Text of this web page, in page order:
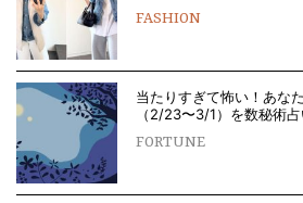
FASHION
当たりすぎて怖い！あな
（2/23〜3/1）を数秘術
FORTUNE